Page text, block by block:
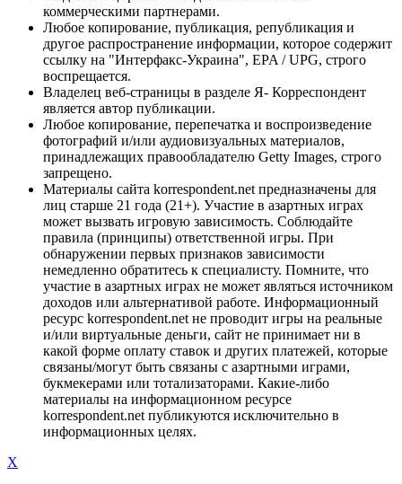
коммерческими партнерами.
Любое копирование, публикация, републикация и
другое распространение информации, которое содержит
ссылку на "Интерфакс-Украина", EPA / UPG, строго
воспрещается.
Владелец веб-страницы в разделе Я- Корреспондент
является автор публикации.
Любое копирование, перепечатка и воспроизведение
фотографий и/или аудиовизуальных материалов,
принадлежащих правообладателю Getty Images, строго
запрещено.
Материалы сайта korrespondent.net предназначены для
лиц старше 21 года (21+). Участие в азартных играх
может вызвать игровую зависимость. Соблюдайте
правила (принципы) ответственной игры. При
обнаружении первых признаков зависимости
немедленно обратитесь к специалисту. Помните, что
участие в азартных играх не может являться источником
доходов или альтернативой работе. Информационный
ресурс korrespondent.net не проводит игры на реальные
и/или виртуальные деньги, сайт не принимает ни в
какой форме оплату ставок и других платежей, которые
связаны/могут быть связаны с азартными играми,
букмекерами или тотализаторами. Какие-либо
материалы на информационном ресурсе
korrespondent.net публикуются исключительно в
информационных целях.
X